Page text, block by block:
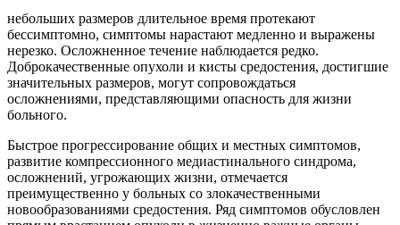
небольших размеров длительное время протекают
бессимптомно, симптомы нарастают медленно и выражены
нерезко. Осложненное течение наблюдается редко.
Доброкачественные опухоли и кисты средостения, достигшие
значительных размеров, могут сопровождаться
осложнениями, представляющими опасность для жизни
больного.
Быстрое прогрессирование общих и местных симптомов,
развитие компрессионного медиастинального синдрома,
осложнений, угрожающих жизни, отмечается
преимущественно у больных со злокачественными
новообразованиями средостения. Ряд симптомов обусловлен